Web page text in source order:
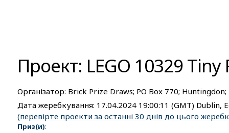
Проект: LEGO 10329
Організатор: Brick Prize Draws; PO Box 770;
Дата жеребкування: 17.04.2024 19:00:11 (GMT) Dublin,
(перевірте проекти за останні 30 днів до цього
Приз(и):